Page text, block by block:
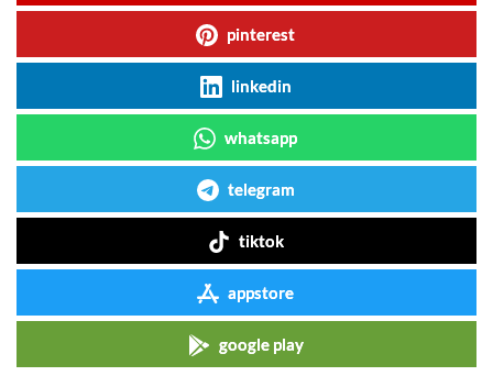
pinterest
linkedin
whatsapp
telegram
tiktok
appstore
google play